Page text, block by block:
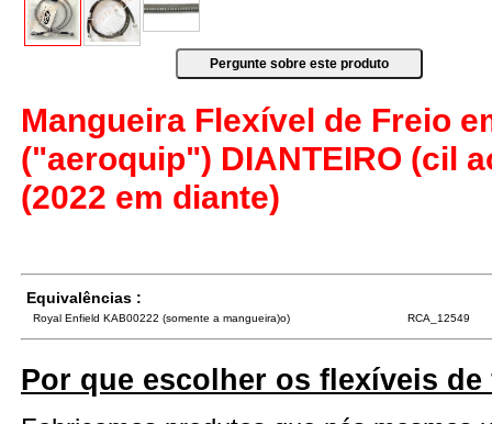
Mangueira Flexível de Freio
("aeroquip") DIANTEIRO (cil
(2022 em diante)
Equivalências :
Royal Enfield KAB00222 (somente a mangueira)o) RCA_12549
Por que escolher os flexíveis de